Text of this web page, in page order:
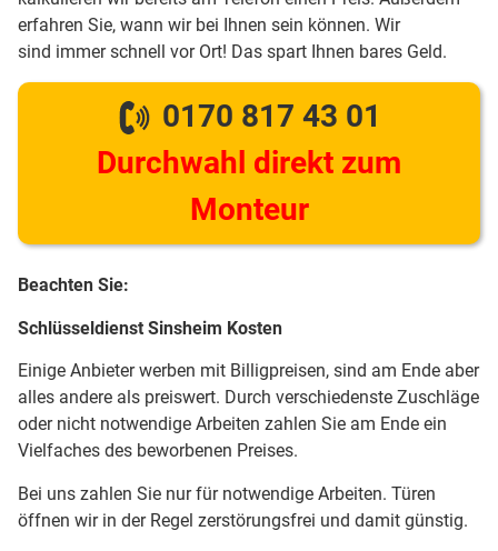
erfahren Sie, wann wir bei Ihnen sein können. Wir
sind immer schnell vor Ort! Das spart Ihnen bares Geld.
0170 817 43 01
Durchwahl direkt zum
Monteur
Beachten Sie:
Schlüsseldienst Sinsheim Kosten
Einige Anbieter werben mit Billigpreisen, sind am Ende aber
alles andere als preiswert. Durch verschiedenste Zuschläge
oder nicht notwendige Arbeiten zahlen Sie am Ende ein
Vielfaches des beworbenen Preises.
Bei uns zahlen Sie nur für notwendige Arbeiten. Türen
öffnen wir in der Regel zerstörungsfrei und damit günstig.